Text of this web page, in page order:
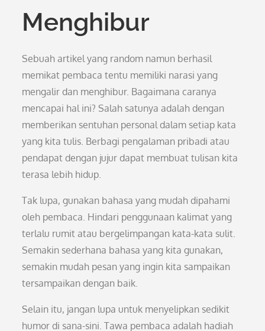
Menghibur
Sebuah artikel yang random namun berhasil
memikat pembaca tentu memiliki narasi yang
mengalir dan menghibur. Bagaimana caranya
mencapai hal ini? Salah satunya adalah dengan
memberikan sentuhan personal dalam setiap kata
yang kita tulis. Berbagi pengalaman pribadi atau
pendapat dengan jujur dapat membuat tulisan kita
terasa lebih hidup.
Tak lupa, gunakan bahasa yang mudah dipahami
oleh pembaca. Hindari penggunaan kalimat yang
terlalu rumit atau bergelimpangan kata-kata sulit.
Semakin sederhana bahasa yang kita gunakan,
semakin mudah pesan yang ingin kita sampaikan
tersampaikan dengan baik.
Selain itu, jangan lupa untuk menyelipkan sedikit
humor di sana-sini. Tawa pembaca adalah hadiah